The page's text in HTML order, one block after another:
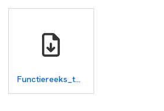
Functiereeks_tactisch_leidinggevende__2_.pdf